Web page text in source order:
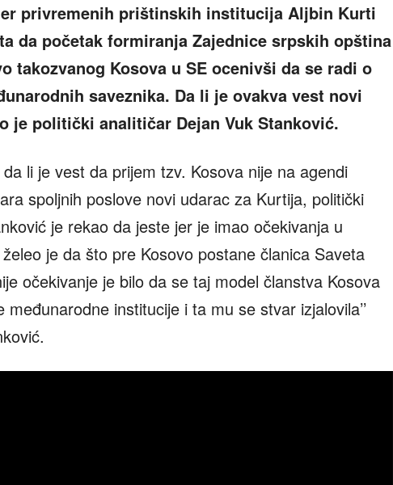
privremenih prištinskih institucija Aljbin Kurti
da početak formiranja Zajednice srpskih opština
takozvanog Kosova u SE ocenivši da se radi o
saveznika. Da li je ovakva vest novi
je politički analitičar Dejan Vuk Stanković.
li je vest da prijem tzv. Kosova nije na agendi
spoljnih poslove novi udarac za Kurtija, politički
je rekao da jeste jer je imao očekivanja u
je da što pre Kosovo postane članica Saveta
očekivanje je bilo da se taj model članstva Kosova
institucije i ta mu se stvar izjalovila’’